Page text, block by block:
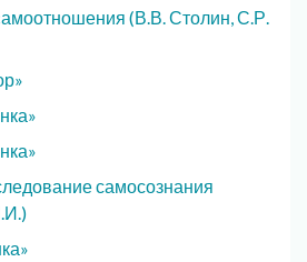
(В.В. Столин, С.Р.
самосознания